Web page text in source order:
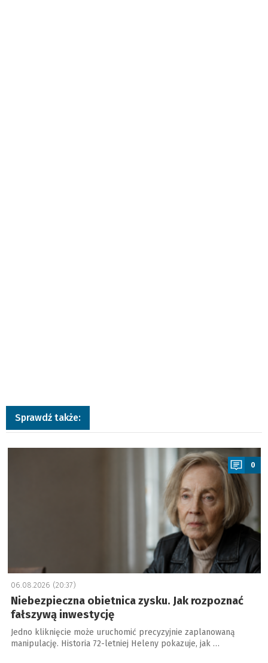
Sprawdź także:
a
0
06.08.2026 (20:37)
Niebezpieczna obietnica zysku. Jak rozpoznać
fałszywą inwestycję
Jedno kliknięcie może uruchomić precyzyjnie zaplanowaną
manipulację. Historia 72-letniej Heleny pokazuje, jak …